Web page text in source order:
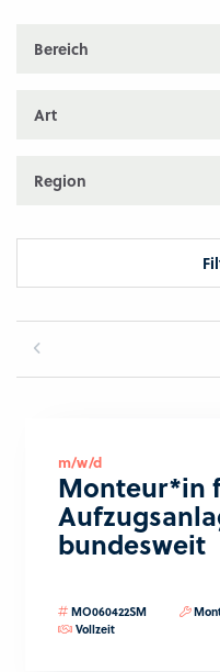
Bereich
Art
Region
m/w/d
Monteur*in
bundesweit
MO060422SM
Vollzeit